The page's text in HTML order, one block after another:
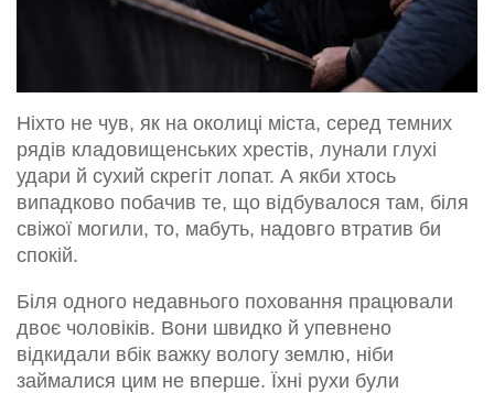
Ніхто не чув, як на околиці міста, серед темних
рядів кладовищенських хрестів, лунали глухі
удари й сухий скрегіт лопат. А якби хтось
випадково побачив те, що відбувалося там, біля
свіжої могили, то, мабуть, надовго втратив би
спокій.
Біля одного недавнього поховання працювали
двоє чоловіків. Вони швидко й упевнено
відкидали вбік важку вологу землю, ніби
займалися цим не вперше. Їхні рухи були